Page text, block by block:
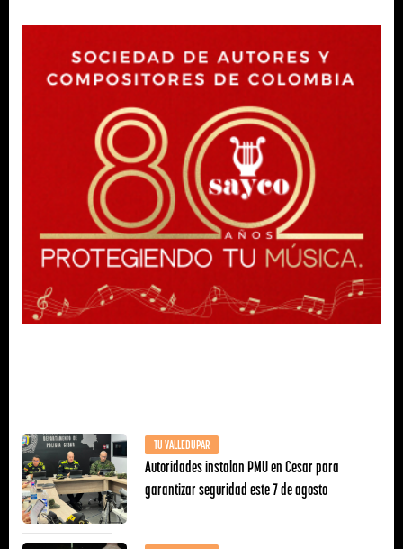
TU VALLEDUPAR
Autoridades instalan PMU en Cesar para
garantizar seguridad este 7 de agosto